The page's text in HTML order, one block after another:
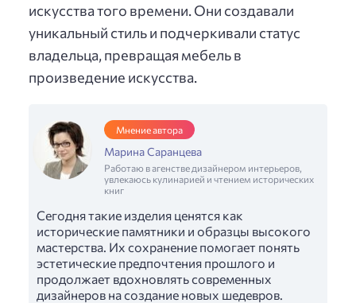
искусства того времени. Они создавали
уникальный стиль и подчеркивали статус
владельца, превращая мебель в
произведение искусства.
Мнение автора
Марина Саранцева
Работаю в агенстве дизайнером интерьеров,
увлекаюсь кулинарией и чтением исторических
книг
Сегодня такие изделия ценятся как
исторические памятники и образцы высокого
мастерства. Их сохранение помогает понять
эстетические предпочтения прошлого и
продолжает вдохновлять современных
дизайнеров на создание новых шедевров.